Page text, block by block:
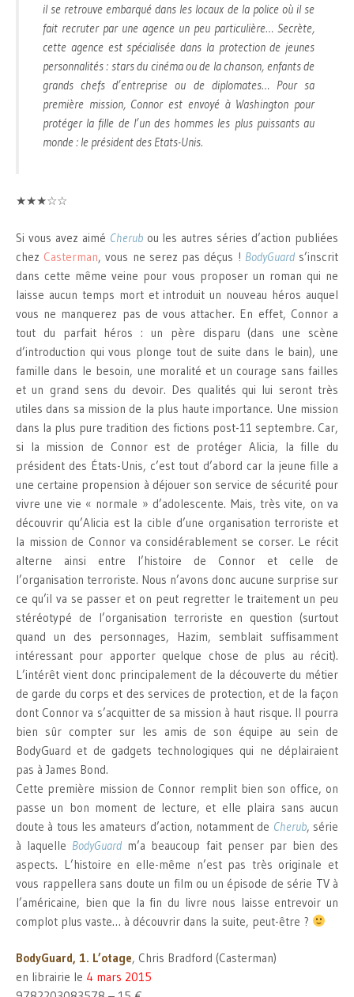
il se retrouve embarqué dans les locaux de la police où il se
fait recruter par une agence un peu particulière… Secrète,
cette agence est spécialisée dans la protection de jeunes
personnalités : stars du cinéma ou de la chanson, enfants de
grands chefs d’entreprise ou de diplomates… Pour sa
première mission, Connor est envoyé à Washington pour
protéger la fille de l’un des hommes les plus puissants au
monde : le président des Etats-Unis.
★★★☆☆
Si vous avez aimé Cherubou les autres séries d’action publiées
chez Casterman, vous ne serez pas déçus ! BodyGuards’inscrit
dans cette même veine pour vous proposer un roman qui ne
laisse aucun temps mort et introduit un nouveau héros auquel
vous ne manquerez pas de vous attacher. En effet, Connor a
tout du parfait héros : un père disparu (dans une scène
d’introduction qui vous plonge tout de suite dans le bain), une
famille dans le besoin, une moralité et un courage sans failles
et un grand sens du devoir. Des qualités qui lui seront très
utiles dans sa mission de la plus haute importance. Une mission
dans la plus pure tradition des fictions post-11 septembre. Car,
si la mission de Connor est de protéger Alicia, la fille du
président des États-Unis, c’est tout d’abord car la jeune fille a
une certaine propension à déjouer son service de sécurité pour
vivre une vie « normale » d’adolescente. Mais, très vite, on va
découvrir qu’Alicia est la cible d’une organisation terroriste et
la mission de Connor va considérablement se corser. Le récit
alterne ainsi entre l’histoire de Connor et celle de
l’organisation terroriste. Nous n’avons donc aucune surprise sur
ce qu’il va se passer et on peut regretter le traitement un peu
stéréotypé de l’organisation terroriste en question (surtout
quand un des personnages, Hazim, semblait suffisamment
intéressant pour apporter quelque chose de plus au récit).
L’intérêt vient donc principalement de la découverte du métier
de garde du corps et des services de protection, et de la façon
dont Connor va s’acquitter de sa mission à haut risque. Il pourra
bien sûr compter sur les amis de son équipe au sein de
BodyGuard et de gadgets technologiques qui ne déplairaient
pas à James Bond.
Cette première mission de Connor remplit bien son office, on
passe un bon moment de lecture, et elle plaira sans aucun
doute à tous les amateurs d’action, notamment de Cherub, série
à laquelle BodyGuard m’a beaucoup fait penser par bien des
aspects. L’histoire en elle-même n’est pas très originale et
vous rappellera sans doute un film ou un épisode de série TV à
l’américaine, bien que la fin du livre nous laisse entrevoir un
complot plus vaste… à découvrir dans la suite, peut-être ?
BodyGuard, 1. L’otage, Chris Bradford (Casterman)
en librairie le 4 mars 2015